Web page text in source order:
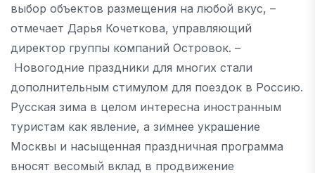
выбор объектов размещения на любой вкус, –
отмечает Дарья Кочеткова, управляющий
директор группы компаний Островок. –
Новогодние праздники для многих стали
дополнительным стимулом для поездок в Россию.
Русская зима в целом интересна иностранным
туристам как явление, а зимнее украшение
Москвы и насыщенная праздничная программа
вносят весомый вклад в продвижение